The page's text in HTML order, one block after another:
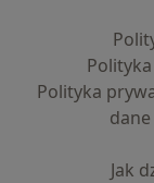
Polityka
Jak